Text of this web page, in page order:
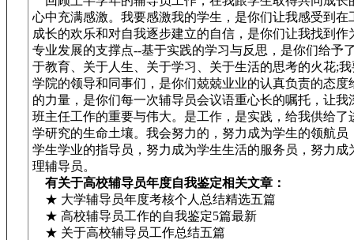
心中充满感激。我要感激我的学生，是你们让我感受到在
成长的欢乐和对自我逐步建立的自信，是你们让我找到作
专业发展的支撑点--基于实践的学习与反思，是你们给予
于教育、关于人生、关于学习、关于生活的思考的火花;
学院的领导和同事们，是你们兢兢业业的认真负责的态度
的力量，是你们每一次辅导员会议语重心长的嘱托，让我
班主任工作的重要与伟大。是工作，是实践，给我供给了
学研究的生命土壤。我会努力的，努力成为学生的领航员
学生学业的指导员，努力成为学生生活的服务员，努力成
理辅导员。
有关于高校辅导员年度自我鉴定相关文章：
★ 大学辅导员年度考核个人总结精选五篇
★ 高校辅导员工作的自我鉴定5篇最新
★ 关于高校辅导员工作总结五篇